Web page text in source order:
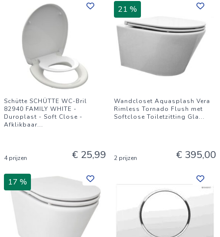
Schütte SCHÜTTE WC-Bril
82940 FAMILY WHITE -
Duroplast - Soft Close -
Afklikbaar...
4 prijzen € 25,99
21 %
Wandcloset Aquasplash Vera
Rimless Tornado Flush met
Softclose Toiletzitting Gla...
2 prijzen € 395,00
17 %